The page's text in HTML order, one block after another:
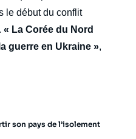
le début du conflit
« La Corée du Nord
guerre en Ukraine »,
son pays de l’isolement